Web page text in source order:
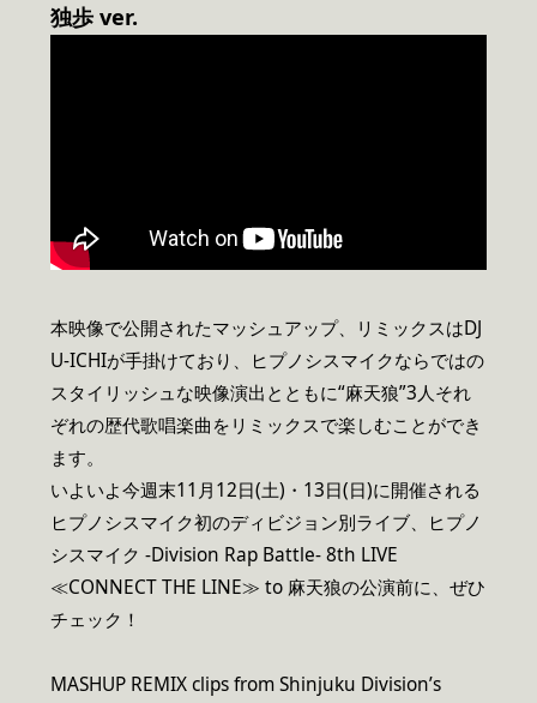
独歩 ver.
本映像で公開されたマッシュアップ、リミックスはDJ
U-ICHIが手掛けており、ヒプノシスマイクならではの
スタイリッシュな映像演出とともに“麻天狼”3人それ
ぞれの歴代歌唱楽曲をリミックスで楽しむことができ
ます。
いよいよ今週末11月12日(土)・13日(日)に開催される
ヒプノシスマイク初のディビジョン別ライブ、ヒプノ
シスマイク -Division Rap Battle- 8th LIVE
≪CONNECT THE LINE≫ to 麻天狼の公演前に、ぜひ
チェック！
MASHUP REMIX clips from Shinjuku Division’s